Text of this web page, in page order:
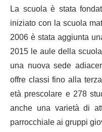
La scuola è stata
iniziato con la scuola
2006 è stata aggiunta
2015 le aule della
una nuova sede
offre classi fino alla
età prescolare e 278
anche una varietà di
parrocchiale ai gruppi